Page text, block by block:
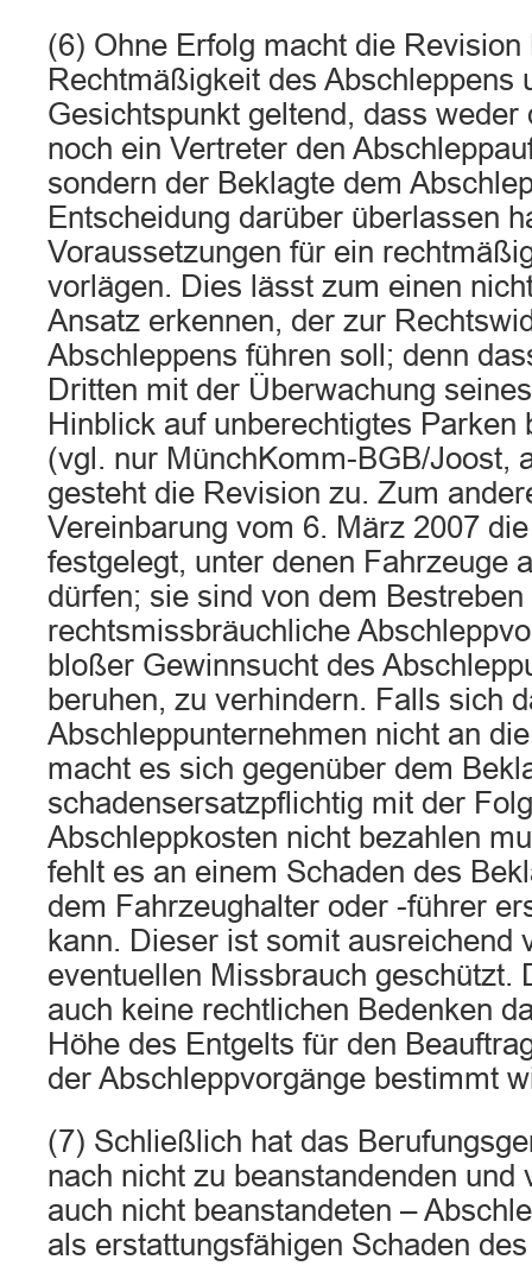
(6) Ohne Erfolg macht die Revision
Rechtmäßigkeit des Abschleppens
Gesichtspunkt geltend, dass weder
noch ein Vertreter den
sondern der Beklagte dem
Entscheidung darüber überlassen
Voraussetzungen für ein
vorlägen. Dies lässt zum einen
Ansatz erkennen, der zur
Abschleppens führen soll; denn
Dritten mit der Überwachung
Hinblick auf unberechtigtes Parken
(vgl. nur MünchKomm-BGB/Joost,
gesteht die Revision zu. Zum
Vereinbarung vom 6. März 2007
festgelegt, unter denen Fahrzeuge
dürfen; sie sind von dem
rechtsmissbräuchliche
bloßer Gewinnsucht des
beruhen, zu verhindern. Falls sich
Abschleppunternehmen nicht an
macht es sich gegenüber dem
schadensersatzpflichtig mit der
Abschleppkosten nicht bezahlen
fehlt es an einem Schaden des
dem Fahrzeughalter oder -führer
kann. Dieser ist somit ausreichend
eventuellen Missbrauch geschützt.
auch keine rechtlichen Bedenken
Höhe des Entgelts für den
der Abschleppvorgänge bestimmt
(7) Schließlich hat das
nach nicht zu beanstandenden und
auch nicht beanstandeten –
als erstattungsfähigen Schaden